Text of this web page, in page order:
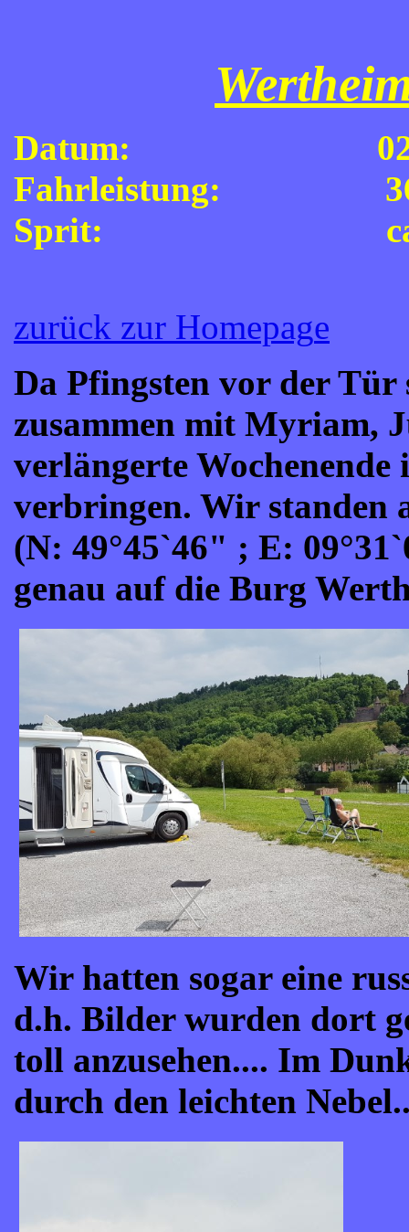
Datum:
Fahrleistung:
Sprit: ca. 9,5
zurück zur Homepage
Da Pfingsten vor der Tür
zusammen mit Myriam,
verlängerte
verbringen. Wir standen
(N: 49°45`46" ; E:
genau auf die Burg
Wir hatten sogar eine
d.h. Bilder wurden dort
toll anzusehen.... Im
durch den leichten